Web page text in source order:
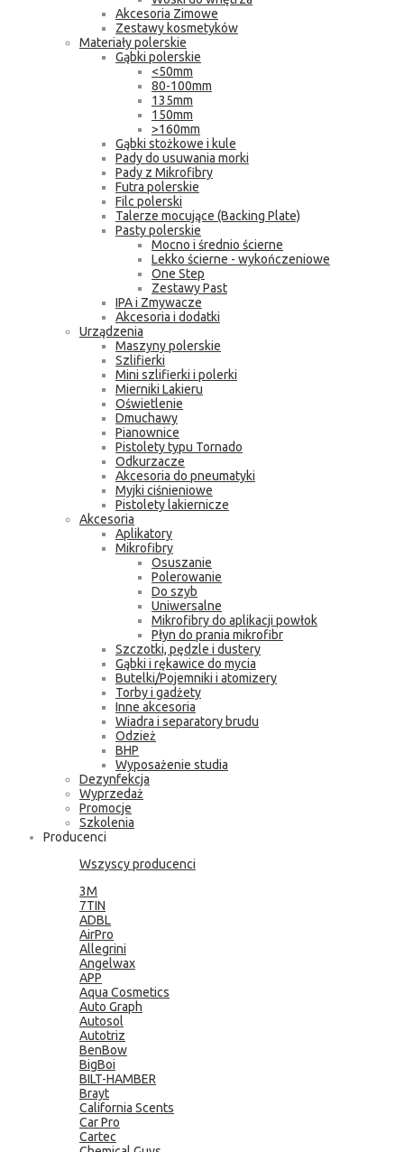
Akcesoria Zimowe
Zestawy kosmetyków
Materiały polerskie
Gąbki polerskie
<50mm
80-100mm
135mm
150mm
>160mm
Gąbki stożkowe i kule
Pady do usuwania morki
Pady z Mikrofibry
Futra polerskie
Filc polerski
Talerze mocujące (Backing Plate)
Pasty polerskie
Mocno i średnio ścierne
Lekko ścierne - wykończeniowe
One Step
Zestawy Past
IPA i Zmywacze
Akcesoria i dodatki
Urządzenia
Maszyny polerskie
Szlifierki
Mini szlifierki i polerki
Mierniki Lakieru
Oświetlenie
Dmuchawy
Pianownice
Pistolety typu Tornado
Odkurzacze
Akcesoria do pneumatyki
Myjki ciśnieniowe
Pistolety lakiernicze
Akcesoria
Aplikatory
Mikrofibry
Osuszanie
Polerowanie
Do szyb
Uniwersalne
Mikrofibry do aplikacji powłok
Płyn do prania mikrofibr
Szczotki, pędzle i dustery
Gąbki i rękawice do mycia
Butelki/Pojemniki i atomizery
Torby i gadżety
Inne akcesoria
Wiadra i separatory brudu
Odzież
BHP
Wyposażenie studia
Dezynfekcja
Wyprzedaż
Promocje
Szkolenia
Producenci
Wszyscy producenci
3M
7TIN
ADBL
AirPro
Allegrini
Angelwax
APP
Aqua Cosmetics
Auto Graph
Autosol
Autotriz
BenBow
BigBoi
BILT-HAMBER
Brayt
California Scents
Car Pro
Cartec